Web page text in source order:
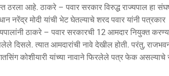
ठरला आहे. ठाकरे – पवार सरकार विरुद्ध राज्यपाल हा
नरेंद्र मोदी यांची भेट घेतल्याचे शरद पवार यांनी पत्रकार
ठाकरे – पवार सरकारची 12 आमदार नियुक्त
दिसले. त्यात आमदारांची नावे देखील होती. परंतु,
कोशीयारी यांच्या नावाने फिरलेले पत्र फेक असल्याचे